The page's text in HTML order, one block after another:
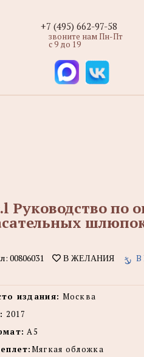
+7 (495) 662-97-58
звоните нам Пн-Пт
с 9 до 19
Руководство по
00806031 В ЖЕЛАНИЯ В
издания: Москва
2017
А5
Мягкая обложка